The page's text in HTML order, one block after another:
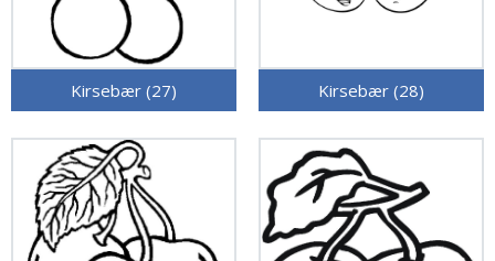
Kirsebær (27) Kirsebær (28)